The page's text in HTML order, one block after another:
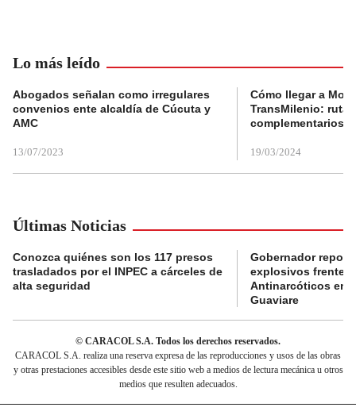
Lo más leído
Abogados señalan como irregulares
convenios ente alcaldía de Cúcuta y
AMC
13/07/2023
Cómo llegar a
TransMilenio:
complementarios
19/03/2024
Últimas Noticias
Conozca quiénes son los 117 presos
trasladados por el INPEC a cárceles de
alta seguridad
Gobernador
explosivos frente a
Antinarcóticos en
Guaviare
© CARACOL S.A. Todos los derechos reservados.
CARACOL S.A. realiza una reserva expresa de las reproducciones y usos de las obras
y otras prestaciones accesibles desde este sitio web a medios de lectura mecánica u otros
medios que resulten adecuados.